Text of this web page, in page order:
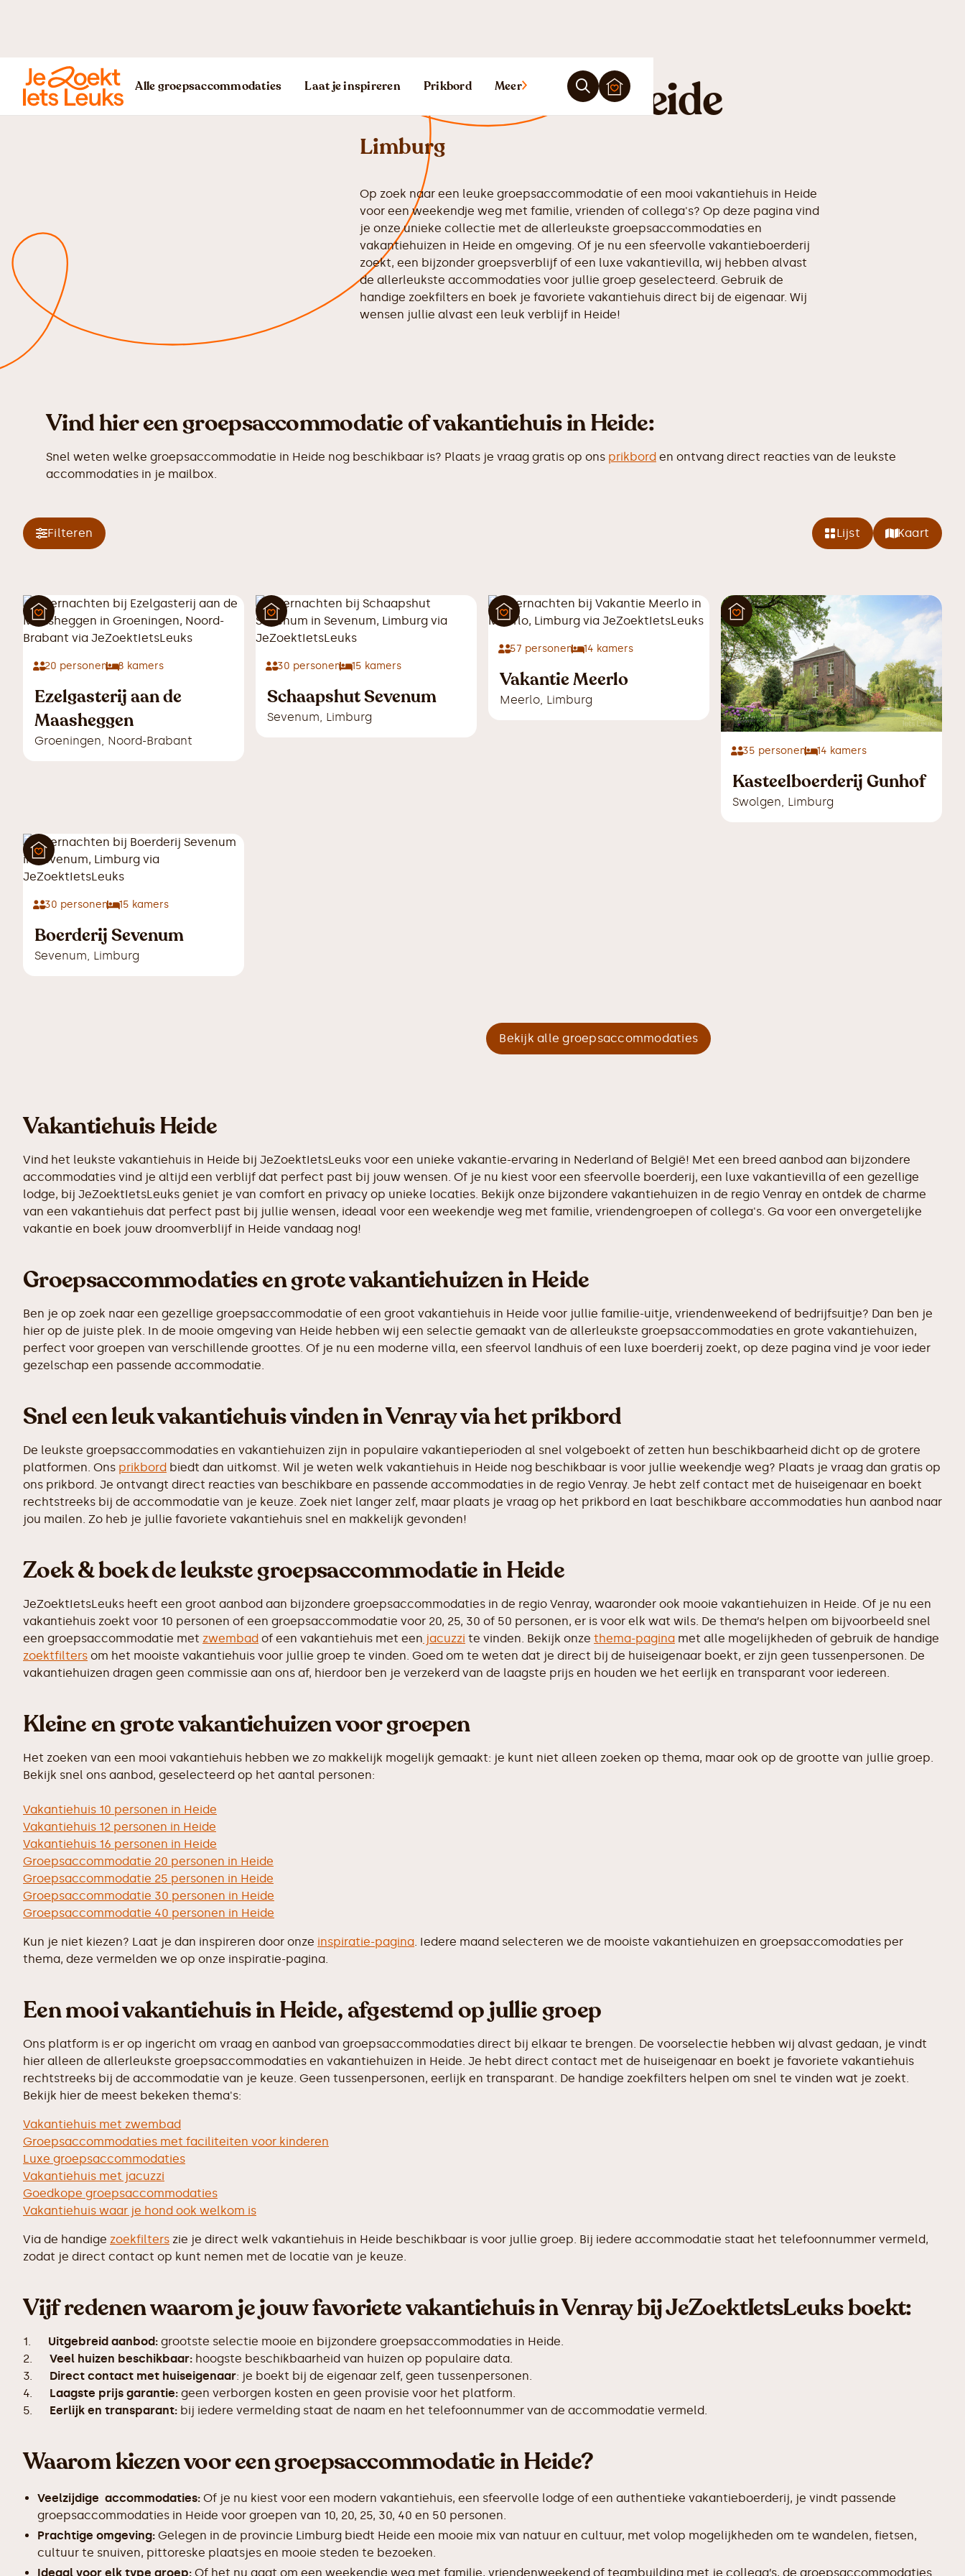
Alle groepsaccommodaties Laat je inspireren Prikbord Meer
Vakantiehuis Heide
Limburg
Op zoek naar een leuke groepsaccommodatie of een mooi vakantiehuis in Heide
voor een weekendje weg met familie, vrienden of collega's? Op deze pagina vind
je onze unieke collectie met de allerleukste groepsaccommodaties en
vakantiehuizen in Heide en omgeving. Of je nu een sfeervolle vakantieboerderij
zoekt, een bijzonder groepsverblijf of een luxe vakantievilla, wij hebben alvast
de allerleukste accommodaties voor jullie groep geselecteerd. Gebruik de
handige zoekfilters en boek je favoriete vakantiehuis direct bij de eigenaar. Wij
wensen jullie alvast een leuk verblijf in Heide!
Vind hier een groepsaccommodatie of vakantiehuis in Heide:
Snel weten welke groepsaccommodatie in Heide nog beschikbaar is? Plaats je vraag gratis op ons prikbord en ontvang direct reacties van de leukste
accommodaties in je mailbox.
Filteren Lijst Kaart
20 personen 8 kamers
Ezelgasterij aan de
Maasheggen
Groeningen, Noord-Brabant
30 personen 15 kamers
Schaapshut Sevenum
Sevenum, Limburg
57 personen 14 kamers
Vakantie Meerlo
Meerlo, Limburg
35 personen 14 kamers
Kasteelboerderij Gunhof
Swolgen, Limburg
30 personen 15 kamers
Boerderij Sevenum
Sevenum, Limburg
Bekijk alle groepsaccommodaties
Vakantiehuis Heide
Vind het leukste vakantiehuis in Heide bij JeZoektIetsLeuks voor een unieke vakantie-ervaring in Nederland of België! Met een breed aanbod aan bijzondere
accommodaties vind je altijd een verblijf dat perfect past bij jouw wensen. Of je nu kiest voor een sfeervolle boerderij, een luxe vakantievilla of een gezellige
lodge, bij JeZoektIetsLeuks geniet je van comfort en privacy op unieke locaties. Bekijk onze bijzondere vakantiehuizen in de regio Venray en ontdek de charme
van een vakantiehuis dat perfect past bij jullie wensen, ideaal voor een weekendje weg met familie, vriendengroepen of collega's. Ga voor een onvergetelijke
vakantie en boek jouw droomverblijf in Heide vandaag nog!
Groepsaccommodaties en grote vakantiehuizen in Heide
Ben je op zoek naar een gezellige groepsaccommodatie of een groot vakantiehuis in Heide voor jullie familie-uitje, vriendenweekend of bedrijfsuitje? Dan ben je
hier op de juiste plek. In de mooie omgeving van Heide hebben wij een selectie gemaakt van de allerleukste groepsaccommodaties en grote vakantiehuizen,
perfect voor groepen van verschillende groottes. Of je nu een moderne villa, een sfeervol landhuis of een luxe boerderij zoekt, op deze pagina vind je voor ieder
gezelschap een passende accommodatie.
Snel een leuk vakantiehuis vinden in Venray via het prikbord
De leukste groepsaccommodaties en vakantiehuizen zijn in populaire vakantieperioden al snel volgeboekt of zetten hun beschikbaarheid dicht op de grotere
platformen. Ons prikbord biedt dan uitkomst. Wil je weten welk vakantiehuis in Heide nog beschikbaar is voor jullie weekendje weg? Plaats je vraag dan gratis op
ons prikbord. Je ontvangt direct reacties van beschikbare en passende accommodaties in de regio Venray. Je hebt zelf contact met de huiseigenaar en boekt
rechtstreeks bij de accommodatie van je keuze. Zoek niet langer zelf, maar plaats je vraag op het prikbord en laat beschikbare accommodaties hun aanbod naar
jou mailen. Zo heb je jullie favoriete vakantiehuis snel en makkelijk gevonden!
Zoek & boek de leukste groepsaccommodatie in Heide
JeZoektIetsLeuks heeft een groot aanbod aan bijzondere groepsaccommodaties in de regio Venray, waaronder ook mooie vakantiehuizen in Heide. Of je nu een
vakantiehuis zoekt voor 10 personen of een groepsaccommodatie voor 20, 25, 30 of 50 personen, er is voor elk wat wils. De thema’s helpen om bijvoorbeeld snel
een groepsaccommodatie met zwembad of een vakantiehuis met een jacuzzi te vinden. Bekijk onze thema-pagina met alle mogelijkheden of gebruik de handige
zoektfilters om het mooiste vakantiehuis voor jullie groep te vinden. Goed om te weten dat je direct bij de huiseigenaar boekt, er zijn geen tussenpersonen. De
vakantiehuizen dragen geen commissie aan ons af, hierdoor ben je verzekerd van de laagste prijs en houden we het eerlijk en transparant voor iedereen.
Kleine en grote vakantiehuizen voor groepen
Het zoeken van een mooi vakantiehuis hebben we zo makkelijk mogelijk gemaakt: je kunt niet alleen zoeken op thema, maar ook op de grootte van jullie groep.
Bekijk snel ons aanbod, geselecteerd op het aantal personen:
Vakantiehuis 10 personen in Heide
Vakantiehuis 12 personen in Heide
Vakantiehuis 16 personen in Heide
Groepsaccommodatie 20 personen in Heide
Groepsaccommodatie 25 personen in Heide
Groepsaccommodatie 30 personen in Heide
Groepsaccommodatie 40 personen in Heide
Kun je niet kiezen? Laat je dan inspireren door onze inspiratie-pagina. Iedere maand selecteren we de mooiste vakantiehuizen en groepsaccomodaties per
thema, deze vermelden we op onze inspiratie-pagina.
Een mooi vakantiehuis in Heide, afgestemd op jullie groep
Ons platform is er op ingericht om vraag en aanbod van groepsaccommodaties direct bij elkaar te brengen. De voorselectie hebben wij alvast gedaan, je vindt
hier alleen de allerleukste groepsaccommodaties en vakantiehuizen in Heide. Je hebt direct contact met de huiseigenaar en boekt je favoriete vakantiehuis
rechtstreeks bij de accommodatie van je keuze. Geen tussenpersonen, eerlijk en transparant. De handige zoekfilters helpen om snel te vinden wat je zoekt.
Bekijk hier de meest bekeken thema's:
Vakantiehuis met zwembad
Groepsaccommodaties met faciliteiten voor kinderen
Luxe groepsaccommodaties
Vakantiehuis met jacuzzi
Goedkope groepsaccommodaties
Vakantiehuis waar je hond ook welkom is
Via de handige zoekfilters zie je direct welk vakantiehuis in Heide beschikbaar is voor jullie groep. Bij iedere accommodatie staat het telefoonnummer vermeld,
zodat je direct contact op kunt nemen met de locatie van je keuze.
Vijf redenen waarom je jouw favoriete vakantiehuis in Venray bij JeZoektIetsLeuks boekt:
1. Uitgebreid aanbod: grootste selectie mooie en bijzondere groepsaccommodaties in Heide.
2. Veel huizen beschikbaar: hoogste beschikbaarheid van huizen op populaire data.
3. Direct contact met huiseigenaar: je boekt bij de eigenaar zelf, geen tussenpersonen.
4. Laagste prijs garantie: geen verborgen kosten en geen provisie voor het platform.
5. Eerlijk en transparant: bij iedere vermelding staat de naam en het telefoonnummer van de accommodatie vermeld.
Waarom kiezen voor een groepsaccommodatie in Heide?
Veelzijdige accommodaties: Of je nu kiest voor een modern vakantiehuis, een sfeervolle lodge of een authentieke vakantieboerderij, je vindt passende
groepsaccommodaties in Heide voor groepen van 10, 20, 25, 30, 40 en 50 personen.
Prachtige omgeving: Gelegen in de provincie Limburg biedt Heide een mooie mix van natuur en cultuur, met volop mogelijkheden om te wandelen, fietsen,
cultuur te snuiven, pittoreske plaatsjes en mooie steden te bezoeken.
Ideaal voor elk type groep: Of het nu gaat om een weekendje weg met familie, vriendenweekend of teambuilding met je collega’s, de groepsaccommodaties